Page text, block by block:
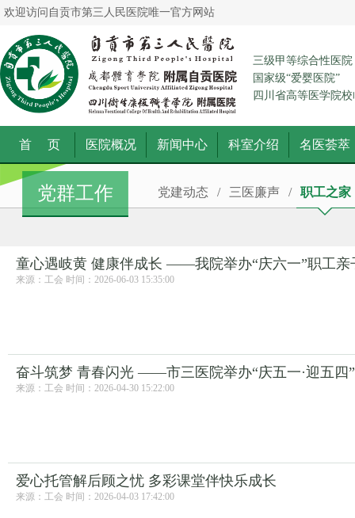
欢迎访问自贡市第三人民医院唯一官方网站
三级甲等综合性医院
国家级“爱婴医院”
四川省高等医学院
首 页 医院概况 新闻中心 科室介绍 名医荟萃
党群工作 党建动态 / 三医廉声 / 职工之家
童心遇岐黄 健康伴成长 ——我院举办“庆六一”职工亲
来源：工会 时间：2026-06-03 15:35:00
奋斗筑梦 青春闪光 ——市三医院举办“庆五一·迎五四
来源：工会 时间：2026-04-30 15:22:00
爱心托管解后顾之忧 多彩课堂伴快乐成长
来源：工会 时间：2026-04-03 17:42:00